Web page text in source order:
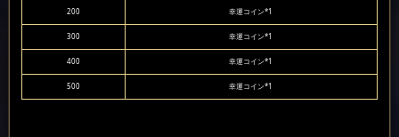
200 幸運コイン*1
300 幸運コイン*1
400 幸運コイン*1
500 幸運コイン*1